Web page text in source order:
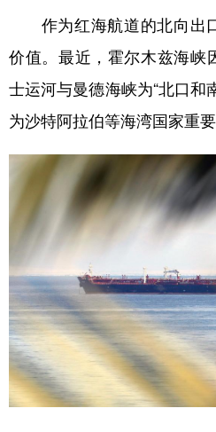
彩票 娱乐
公益 一带一路
文化产业
地方频道
北京 天津
辽宁 吉林
浙江 安徽
山东 河南
作为红海航道的北向出
价值。最近，霍尔木兹海峡
士运河与曼德海峡为“北口和
为沙特阿拉伯等海湾国家重